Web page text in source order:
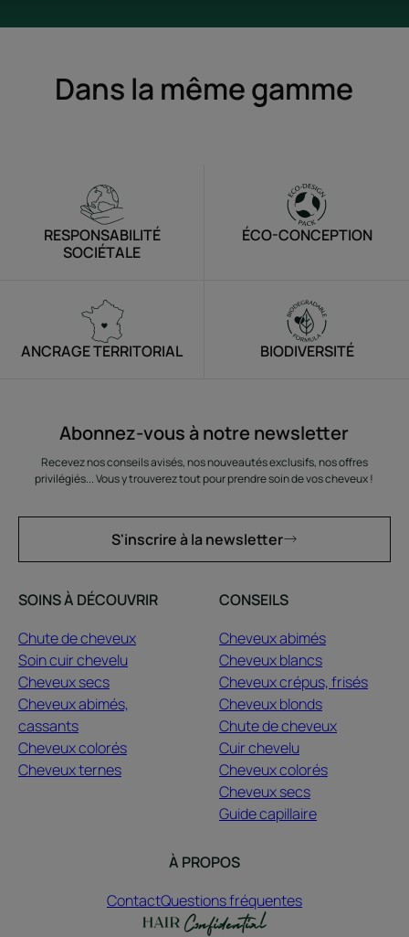
Dans la même gamme
RESPONSABILITÉ
SOCIÉTALE
ÉCO-CONCEPTION
ANCRAGE TERRITORIAL BIODIVERSITÉ
Abonnez-vous à notre newsletter
Recevez nos conseils avisés, nos nouveautés exclusifs, nos offres
privilégiés... Vous y trouverez tout pour prendre soin de vos cheveux !
S'inscrire à la newsletter
SOINS À DÉCOUVRIR
Chute de cheveux
Soin cuir chevelu
Cheveux secs
Cheveux abimés,
cassants
Cheveux colorés
Cheveux ternes
CONSEILS
Cheveux abimés
Cheveux blancs
Cheveux crépus, frisés
Cheveux blonds
Chute de cheveux
Cuir chevelu
Cheveux colorés
Cheveux secs
Guide capillaire
À PROPOS
ContactQuestions fréquentes